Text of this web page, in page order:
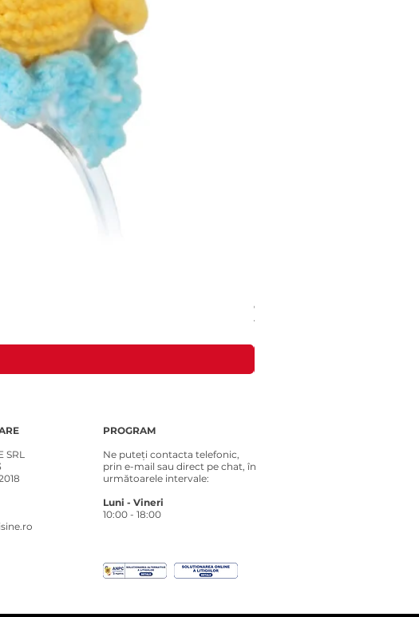
Costum tricotat pentru Loona
Preț
181,00 RON
SRL
PROGRAM
Ne puteți contacta telefonic,
prin e-mail sau direct pe chat, în
următoarele intervale:
Luni - Vineri
10:00 - 18:00